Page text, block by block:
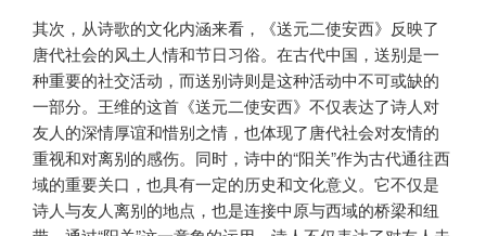
其次，从诗歌的文化内涵来看，《送元二使安西》反映了
唐代社会的风土人情和节日习俗。在古代中国，送别是一
种重要的社交活动，而送别诗则是这种活动中不可或缺的
一部分。王维的这首《送元二使安西》不仅表达了诗人对
友人的深情厚谊和惜别之情，也体现了唐代社会对友情的
重视和对离别的感伤。同时，诗中的“阳关”作为古代通往西
域的重要关口，也具有一定的历史和文化意义。它不仅是
诗人与友人离别的地点，也是连接中原与西域的桥梁和纽